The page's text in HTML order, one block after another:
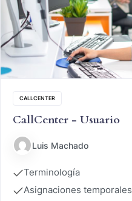
CALLCENTER
CallCenter - Usuario
Luis Machado
Terminología
Asignaciones temporales